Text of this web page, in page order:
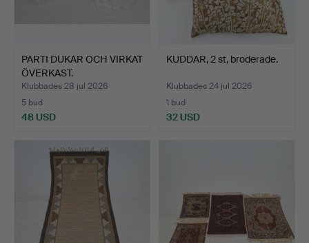
PARTI DUKAR OCH VIRKAT
ÖVERKAST.
Klubbades 28 jul 2026
5 bud
48 USD
KUDDAR, 2 st, broderade.
Klubbades 24 jul 2026
1 bud
32 USD